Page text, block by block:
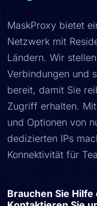
MaskProxy bietet
Netzwerk mit
Ländern. Wir
Verbindungen und
bereit, damit Sie
Zugriff erhalten.
und Optionen von
dedizierten IPs
Konnektivität für
Brauchen Sie